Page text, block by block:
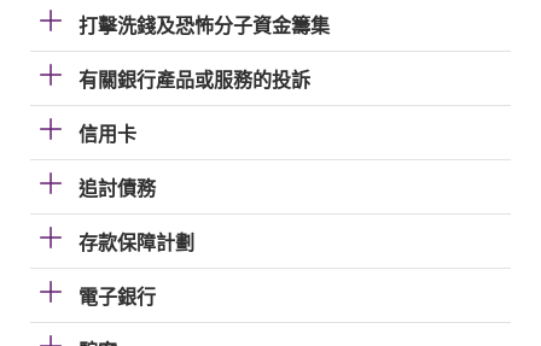
打擊洗錢及恐怖分子資金籌集
有關銀行產品或服務的投訴
信用卡
追討債務
存款保障計劃
電子銀行